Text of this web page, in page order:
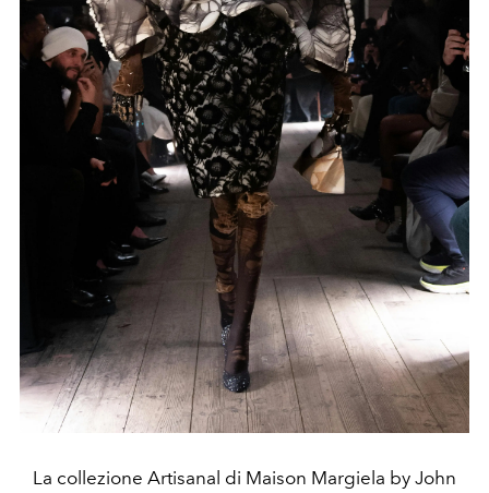
La collezione Artisanal di Maison Margiela by John